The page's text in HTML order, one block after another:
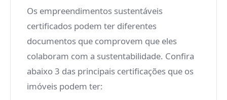
Os empreendimentos sustentáveis
certificados podem ter diferentes
documentos que comprovem que eles
colaboram com a sustentabilidade. Confira
abaixo 3 das principais certificações que os
imóveis podem ter: